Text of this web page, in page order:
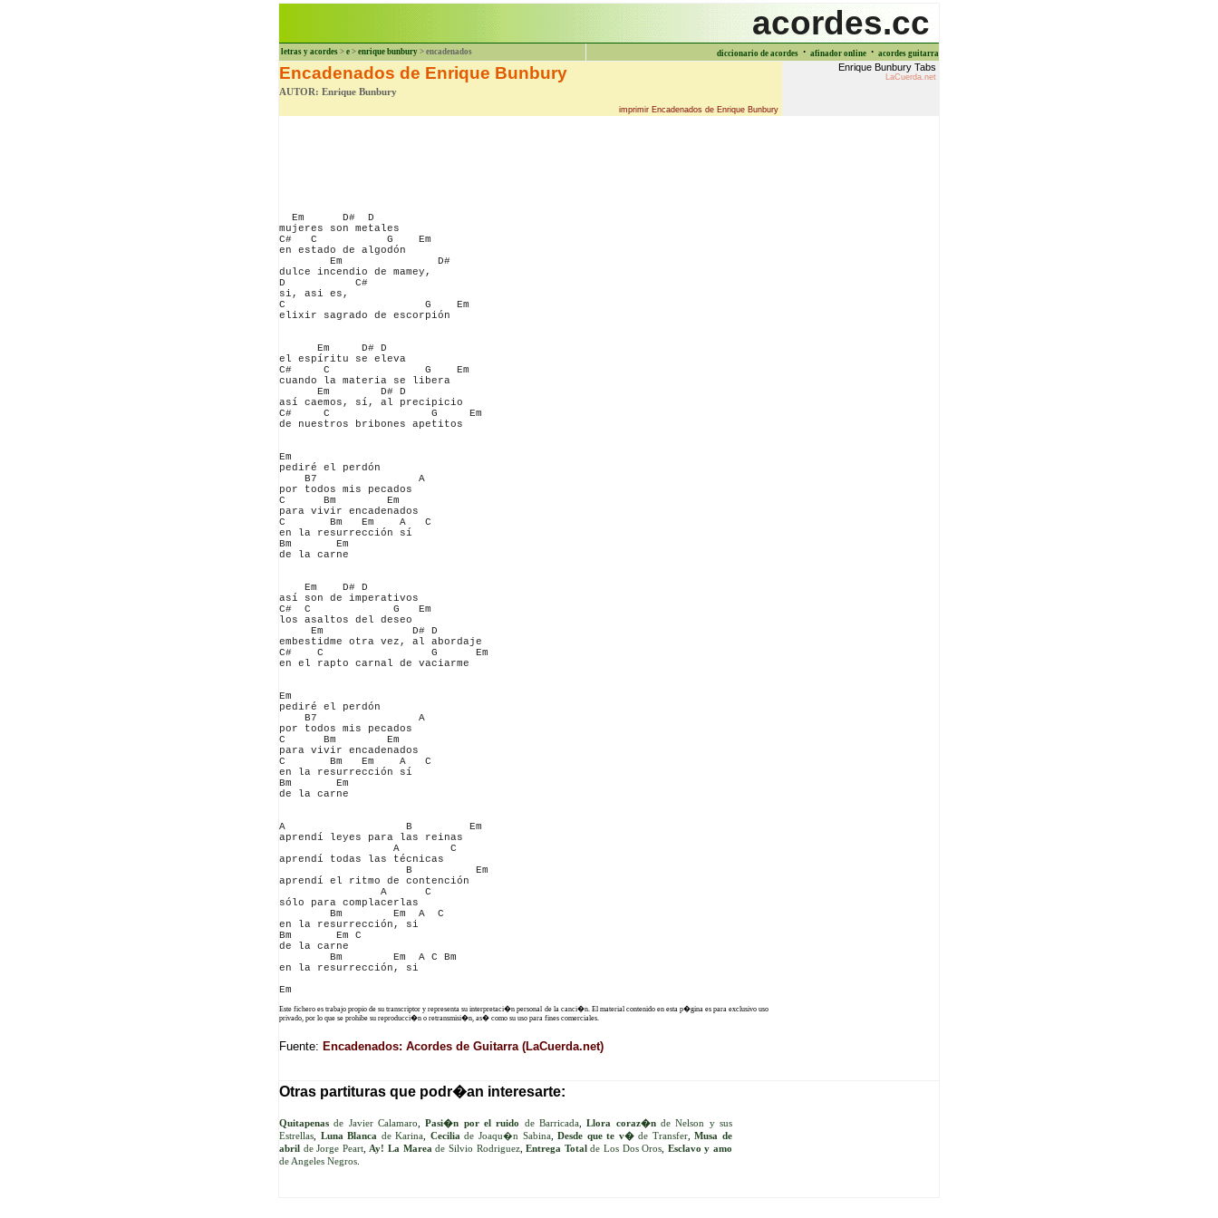
acordes.cc
letras y acordes > e > enrique bunbury > encadenados diccionario de acordes · afinador online · acordes guitarra
Encadenados de Enrique Bunbury
AUTOR: Enrique Bunbury
Enrique Bunbury Tabs
LaCuerda.net
imprimir Encadenados de Enrique Bunbury
  Em      D#  D
mujeres son metales
C#   C           G    Em
en estado de algodón
        Em               D#
dulce incendio de mamey,
D           C#
si, asi es,
C                      G    Em
elixir sagrado de escorpión
      Em     D# D
el espíritu se eleva
C#     C               G    Em
cuando la materia se libera
      Em        D# D
así caemos, sí, al precipicio
C#     C                G     Em
de nuestros bribones apetitos
Em
pediré el perdón
    B7                A
por todos mis pecados
C      Bm        Em
para vivir encadenados
C       Bm   Em    A   C
en la resurrección sí
Bm       Em
de la carne
    Em    D# D
así son de imperativos
C#  C             G   Em
los asaltos del deseo
     Em              D# D
embestidme otra vez, al abordaje
C#    C                 G      Em
en el rapto carnal de vaciarme
Em
pediré el perdón
    B7                A
por todos mis pecados
C      Bm        Em
para vivir encadenados
C       Bm   Em    A   C
en la resurrección sí
Bm       Em
de la carne
A                   B         Em
aprendí leyes para las reinas
                  A        C
aprendí todas las técnicas
                    B          Em
aprendí el ritmo de contención
                A      C
sólo para complacerlas
        Bm        Em  A  C
en la resurrección, si
Bm       Em C
de la carne
        Bm        Em  A C Bm
en la resurrección, si
Este fichero es trabajo propio de su transcriptor y representa su interpretaci�n personal de la canci�n. El material contenido en esta p�gina es para exclusivo uso
privado, por lo que se prohibe su reproducci�n o retransmisi�n, as� como su uso para fines comerciales.
Fuente: Encadenados: Acordes de Guitarra (LaCuerda.net)
Otras partituras que podr�an interesarte:
Quitapenas de Javier Calamaro ,Pasi�n por el ruido de Barricada ,Llora coraz�nde Nelson y sus
Estrellas
Luna Blanca de Karina Cecilia de Joaqu�n Sabina,Desde que te v�de Transfer,Musa de
abril de Jorge Peart, Ay! La Marea de Silvio Rodriguez,Entrega Total de Los Dos Oros
Esclavo y amo
de Angeles Negros